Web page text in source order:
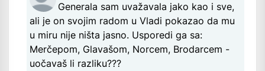
Generala sam uvažavala jako kao i sve,
ali je on svojim radom u Vladi pokazao da mu
u miru nije ništa jasno. Usporedi ga sa:
Merčepom, Glavašom, Norcem, Brodarcem -
uočavaš li razliku???